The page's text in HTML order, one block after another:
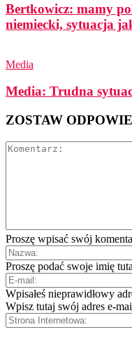
Bertkowicz: mamy
niemiecki, sytuacja
Media
Media: Trudna
ZOSTAW
Proszę wpisać swój
Proszę podać swoje imię
Wpisałeś nieprawidłowy
Wpisz tutaj swój adres e-